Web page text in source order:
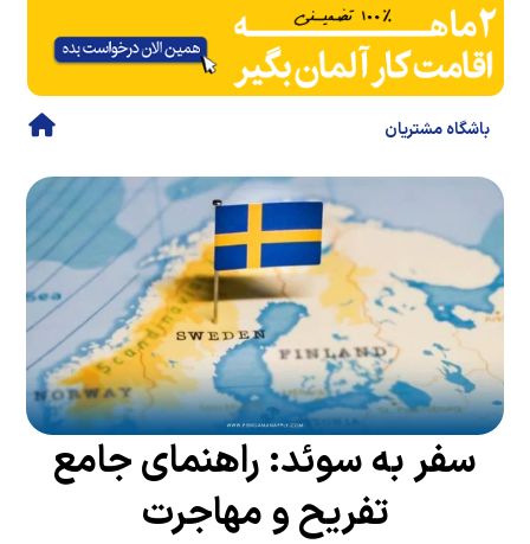
باشگاه مشتریان
سفر به سوئد: راهنمای جامع
تفریح و مهاجرت